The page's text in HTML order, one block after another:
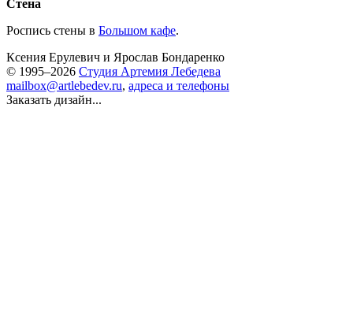
Стена
Роспись стены в Большом кафе.
Ксения Ерулевич и Ярослав Бондаренко
© 1995–2026 Студия Артемия Лебедева
mailbox@artlebedev.ru, адреса и телефоны
Заказать дизайн...